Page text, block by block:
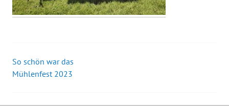
Beitrags-
So schön war das
Mühlenfest 2023